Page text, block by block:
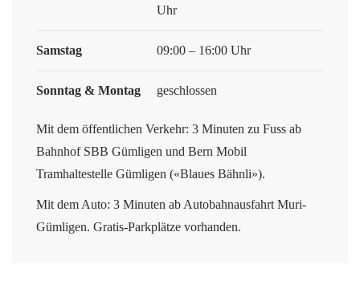
Uhr
Samstag 09:00 – 16:00 Uhr
Sonntag & Montag geschlossen
Mit dem öffentlichen Verkehr: 3 Minuten zu Fuss ab
Bahnhof SBB Gümligen und Bern Mobil
Tramhaltestelle Gümligen («Blaues Bähnli»).
Mit dem Auto: 3 Minuten ab Autobahnausfahrt Muri-
Gümligen. Gratis-Parkplätze vorhanden.